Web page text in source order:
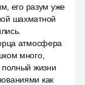
его разум уже
шахматной
атмосфера
много,
жизни
как